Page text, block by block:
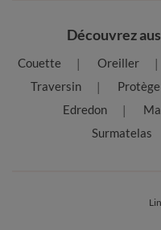
Découvrez
Couette Oreiller
Traversin
Edredon
Surmatelas